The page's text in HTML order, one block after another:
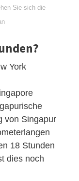
Sie sich die
York
von Singapur
18 Stunden
dies noch